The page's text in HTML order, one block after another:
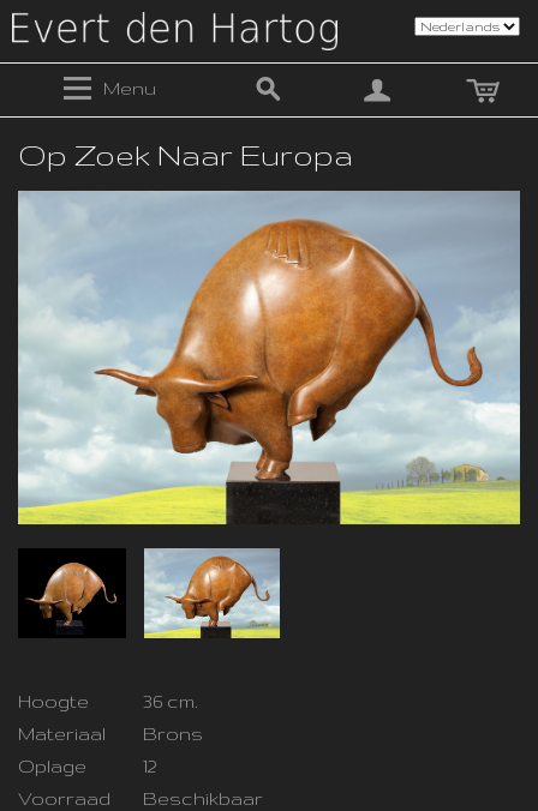
Menu
Op Zoek Naar Europa
Hoogte
36 cm.
Materiaal
Brons
Oplage
12
Voorraad
Beschikbaar